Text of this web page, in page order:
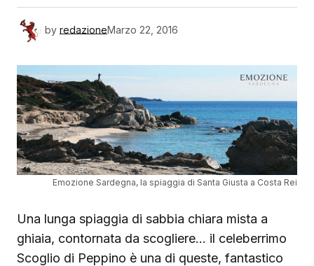
by redazioneMarzo 22, 2016
Emozione Sardegna, la spiaggia di Santa Giusta a Costa Rei
Una lunga spiaggia di sabbia chiara mista a
ghiaia, contornata da scogliere… il celeberrimo
Scoglio di Peppino è una di queste, fantastico